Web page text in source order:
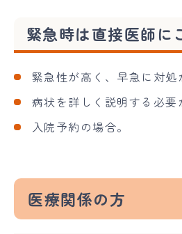
緊急時は直接医師に
緊急性が高く、早急に対処
病状を詳しく説明する必要
入院予約の場合。
医療関係の方